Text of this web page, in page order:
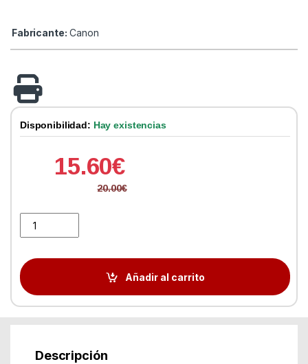
Fabricante: Canon
Disponibilidad: Hay existencias
15.60€
20.00€
Añadir al carrito
Descripción